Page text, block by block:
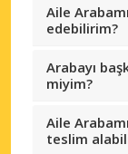
Aile
edebilirim?
Arabayı
miyim?
Aile
teslim